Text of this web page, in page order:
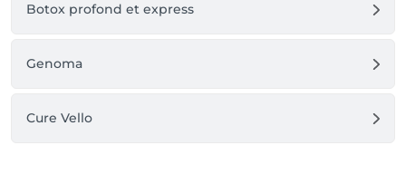
Botox profond et express
Genoma
Cure Vello